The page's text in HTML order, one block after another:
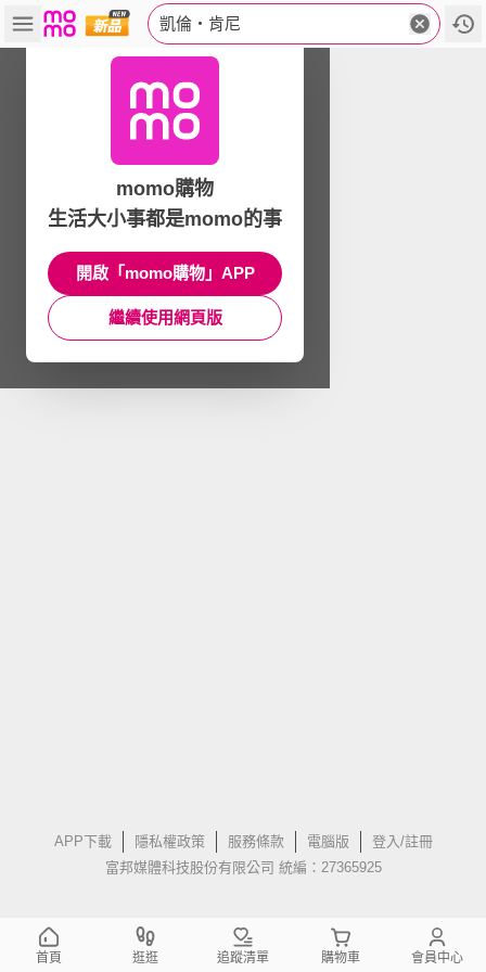
凱倫‧肯尼
APP下載 隱私權政策 服務條款 電腦版
登入/註冊
富邦媒體科技股份有限公司 統編：27365925
momo購物
生活大小事都是momo的事
開啟「momo購物」APP
繼續使用網頁版
首頁 逛逛 追蹤清單 購物車 會員中心